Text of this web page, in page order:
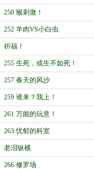
250 猴刺激！
252 羊肉VS小白虫
祈福！
255 生死，或生不如死！
257 春天的风沙
259 谁来？我上！
261 万能的玩意！
263 忧郁的科室
老泪纵横
266 修罗场